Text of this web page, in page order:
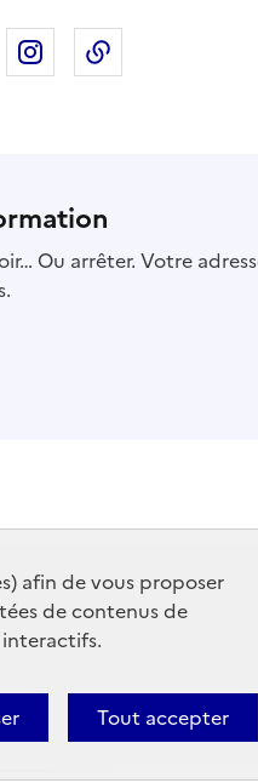
afin de vous proposer
de contenus de
Tout accepter
X
Partager sur Linkedin
Partager sur Instagram
Ou arrêter. Votre
Politique d’utilisation des